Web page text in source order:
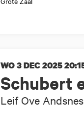
Schubert
Leif Ove
WO 3 DEC 2025